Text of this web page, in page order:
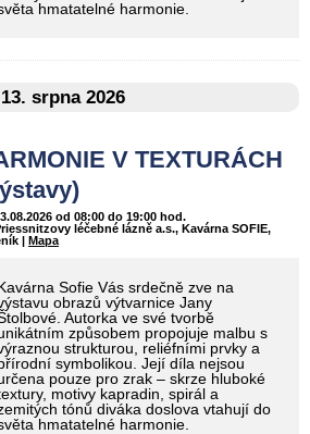
hmatatelné harmonie.
srpna 2026
V TEXTURÁCH
od 08:00 do 19:00 hod.
léčebné lázně a.s., Kavárna SOFIE,
| Mapa
Sofie Vás srdečně zve na
obrazů výtvarnice Jany
Autorka ve své tvorbě
způsobem propojuje malbu s
strukturou, reliéfními prvky a
symbolikou. Její díla nejsou
pouze pro zrak – skrze hluboké
motivy kapradin, spirál a
tónů diváka doslova vtahují do
hmatatelné harmonie.